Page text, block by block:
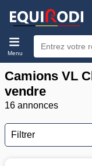
Menu
Camions VL
vendre
16 annonces
Filtrer